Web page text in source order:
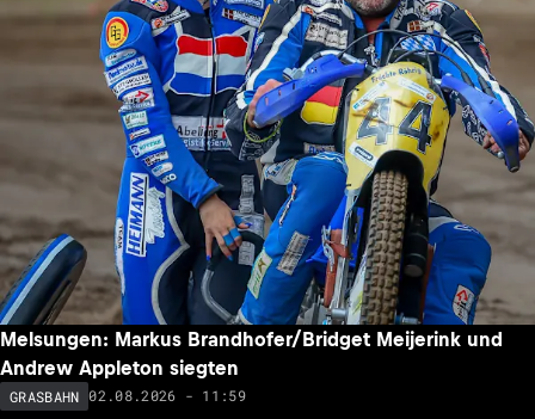
Melsungen: Markus Brandhofer/Bridget Meijerink und
Andrew Appleton siegten
GRASBAHN 02.08.2026 - 11:59